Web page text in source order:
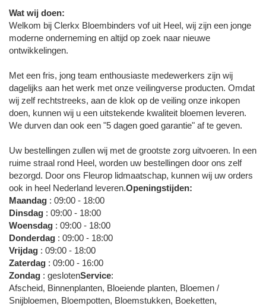
Wat wij doen:
Welkom bij Clerkx Bloembinders vof uit Heel, wij zijn een jonge
moderne onderneming en altijd op zoek naar nieuwe
ontwikkelingen.
Met een fris, jong team enthousiaste medewerkers zijn wij
dagelijks aan het werk met onze veilingverse producten. Omdat
wij zelf rechtstreeks, aan de klok op de veiling onze inkopen
doen, kunnen wij u een uitstekende kwaliteit bloemen leveren.
We durven dan ook een "5 dagen goed garantie" af te geven.
Uw bestellingen zullen wij met de grootste zorg uitvoeren. In een
ruime straal rond Heel, worden uw bestellingen door ons zelf
bezorgd. Door ons Fleurop lidmaatschap, kunnen wij uw orders
ook in heel Nederland leveren.Openingstijden:
Maandag : 09:00 - 18:00
Dinsdag : 09:00 - 18:00
Woensdag : 09:00 - 18:00
Donderdag : 09:00 - 18:00
Vrijdag : 09:00 - 18:00
Zaterdag : 09:00 - 16:00
Zondag : geslotenService:
Afscheid, Binnenplanten, Bloeiende planten, Bloemen /
Snijbloemen, Bloempotten, Bloemstukken, Boeketten,